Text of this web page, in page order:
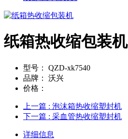
纸箱热收缩包装机
型号：
QZD-xk7540
品牌：
沃兴
价格：
上一篇 : 泡沫箱热收缩塑封机
下一篇 : 采血管热收缩塑封机
详细信息